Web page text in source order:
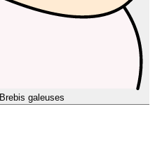
Brebis galeuses